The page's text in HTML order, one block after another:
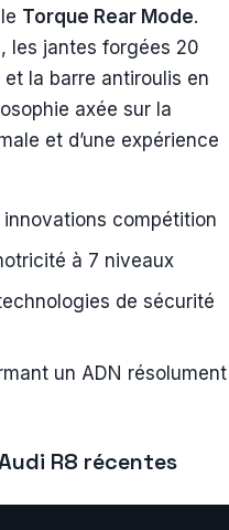
Torque Rear Mode.
les jantes forgées 20
la barre antiroulis en
axée sur la
et d’une expérience
compétition
à 7 niveaux
de sécurité
un ADN résolument
R8 récentes